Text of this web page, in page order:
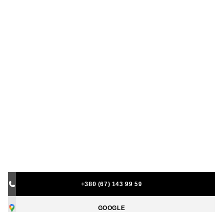
+380 (67) 143 99 59
GOOGLE